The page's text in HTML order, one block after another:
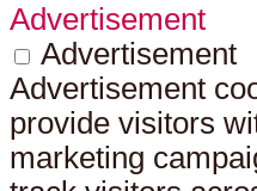
Advertisement
Advertisement
Advertisement
provide visitors
marketing